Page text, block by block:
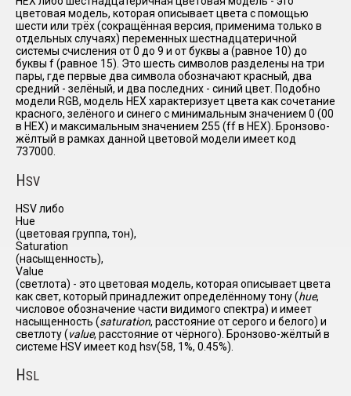
цветовая модель, которая описывает цвета с помощью
шести или трёх (сокращённая версия, применима только в
отдельных случаях) переменных шестнадцатеричной
системы счисления от 0 до 9 и от буквы a (равное 10) до
буквы f (равное 15). Это шесть символов разделены на три
пары, где первые два символа обозначают красный, два
средний - зелёный, и два последних - синий цвет. Подобно
модели RGB, модель HEX характеризует цвета как сочетание
красного, зелёного и синего с минимальным значением 0 (00
в HEX) и максимальным значением 255 (ff в HEX). Бронзово-
жёлтый в рамках данной цветовой модели имеет код
737000.
HSV
HSV либо
Hue
(цветовая группа, тон),
Saturation
(насыщенность),
Value
(светлота) - это цветовая модель, которая описывает цвета
как свет, который принадлежит определённому тону (hue,
числовое обозначение части видимого спектра) и имеет
насыщенность (saturation, расстояние от серого и белого) и
светлоту (value, расстояние от чёрного). Бронзово-жёлтый в
системе HSV имеет код hsv(58, 1%, 0.45%).
HSL